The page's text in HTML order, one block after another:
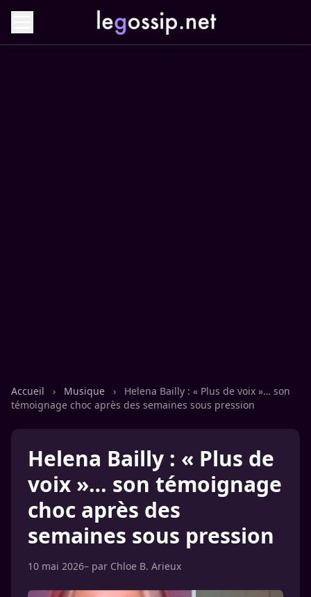
Accueil › Musique ›
Helena Bailly : « Plus de voix »… son
témoignage choc après des semaines sous pression
Helena Bailly : « Plus de
voix »… son témoignage
choc après des
semaines sous pression
10 mai 2026– par Chloe B. Arieux